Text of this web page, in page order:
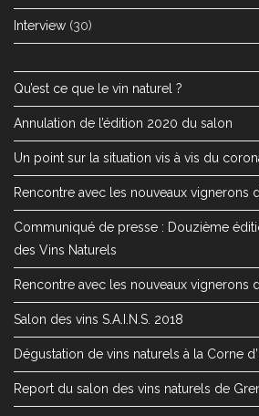
Interview (30)
Qu’est ce que le vin naturel ?
Annulation de l’édition 2020 du salon
Un point sur la situation vis à vis du
Rencontre avec les nouveaux vignerons
Communiqué de presse : Douzième
des Vins Naturels
Rencontre avec les nouveaux vignerons
Salon des vins S.A.I.N.S. 2018
Dégustation de vins naturels à la Corne
Report du salon des vins naturels de